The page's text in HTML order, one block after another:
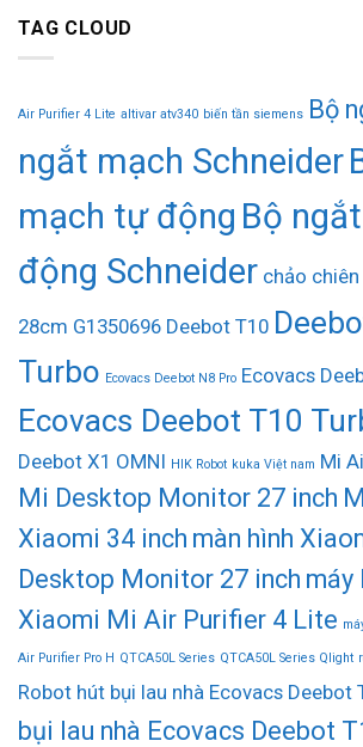
TAG CLOUD
Air Purifier 4 Lite altivar atv340 biến tần siemens Bộ
ngắt mạch Schneider
mạch tự động Bộ
động Schneider chảo
28cm G1350696 Deebot T10
Turbo Ecovacs Deebot N8 Pro Ecovacs
Ecovacs Deebot T10
Deebot X1 OMNI HIK Robot kuka Việt nam Mi
Mi Desktop Monitor 27 inch
Xiaomi 34 inch màn hình
Desktop Monitor 27 inch máy
Xiaomi Mi Air Purifier 4 Lite
Air Purifier Pro H QTCA50L Series QTCA50L Series Qlight
Robot hút bụi lau nhà Ecovacs Deebot
bụi lau nhà Ecovacs Deebot